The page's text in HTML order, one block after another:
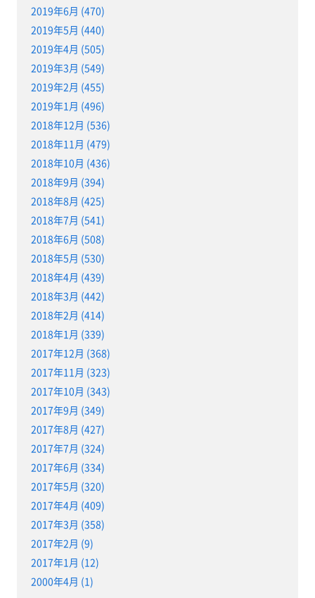
2019年6月 (470)
2019年5月 (440)
2019年4月 (505)
2019年3月 (549)
2019年2月 (455)
2019年1月 (496)
2018年12月 (536)
2018年11月 (479)
2018年10月 (436)
2018年9月 (394)
2018年8月 (425)
2018年7月 (541)
2018年6月 (508)
2018年5月 (530)
2018年4月 (439)
2018年3月 (442)
2018年2月 (414)
2018年1月 (339)
2017年12月 (368)
2017年11月 (323)
2017年10月 (343)
2017年9月 (349)
2017年8月 (427)
2017年7月 (324)
2017年6月 (334)
2017年5月 (320)
2017年4月 (409)
2017年3月 (358)
2017年2月 (9)
2017年1月 (12)
2000年4月 (1)